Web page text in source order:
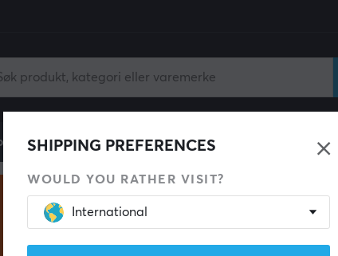
Gamingstol Mobiltilbehør
SHIPPING PREFERENCES
WOULD YOU RATHER VISIT?
International